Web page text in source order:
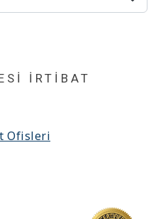
İRTIBAT
Ofisleri